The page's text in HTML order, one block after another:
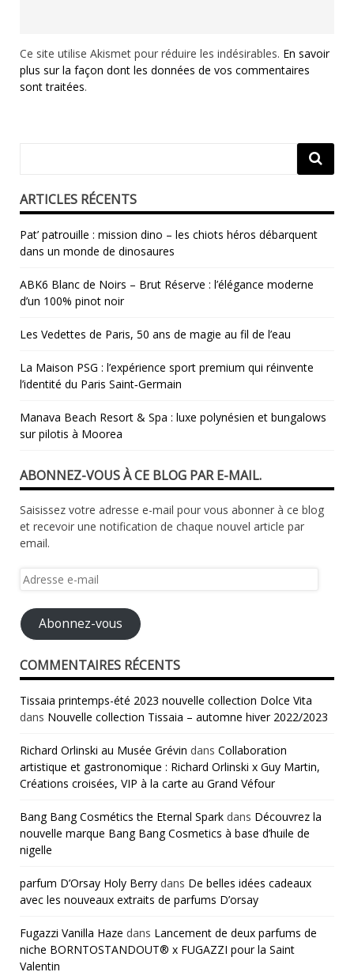
Ce site utilise Akismet pour réduire les indésirables. En savoir
plus sur la façon dont les données de vos commentaires
sont traitées.
ARTICLES RÉCENTS
Pat’ patrouille : mission dino – les chiots héros débarquent
dans un monde de dinosaures
ABK6 Blanc de Noirs – Brut Réserve : l’élégance moderne
d’un 100% pinot noir
Les Vedettes de Paris, 50 ans de magie au fil de l’eau
La Maison PSG : l’expérience sport premium qui réinvente
l’identité du Paris Saint‑Germain
Manava Beach Resort & Spa : luxe polynésien et bungalows
sur pilotis à Moorea
ABONNEZ-VOUS À CE BLOG PAR E-MAIL.
Saisissez votre adresse e-mail pour vous abonner à ce blog
et recevoir une notification de chaque nouvel article par
email.
Adresse
mail
Abonnez-vous
COMMENTAIRES RÉCENTS
Tissaia printemps-été 2023 nouvelle collection Dolce Vita
dans Nouvelle collection Tissaia – automne hiver 2022/2023
Richard Orlinski au Musée Grévin dans Collaboration
artistique et gastronomique : Richard Orlinski x Guy Martin,
Créations croisées, VIP à la carte au Grand Véfour
Bang Bang Cosmétics the Eternal Spark dans Découvrez la
nouvelle marque Bang Bang Cosmetics à base d’huile de
nigelle
parfum D’Orsay Holy Berry dans De belles idées cadeaux
avec les nouveaux extraits de parfums D’orsay
Fugazzi Vanilla Haze dans Lancement de deux parfums de
niche BORNTOSTANDOUT® x FUGAZZI pour la Saint
Valentin